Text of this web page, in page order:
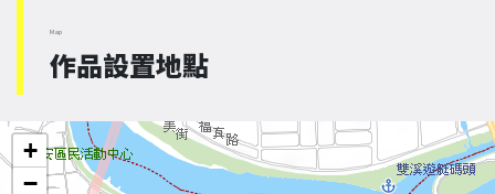
Map
作品設置地點
+
−